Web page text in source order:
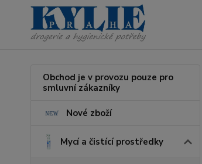
Obchod je v provozu pouze pro
smluvní zákazníky
Nové zboží
Mycí a čistící prostředky